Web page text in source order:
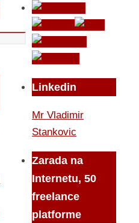
Linkedin
Mr Vladimir
Stankovic
Zarada na
Internetu, 50
freelance
platforme